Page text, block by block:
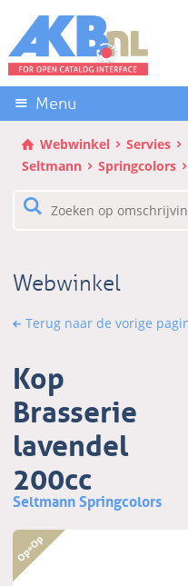
links
over
Direct
naar
de
inhoud
Direct
het
Menu
Webwinkel Servies
Seltmann
Springcolors
Webwinkel
Terug naar de vorige
Kop
Brasserie
lavendel
200cc
Seltmann Springcolors